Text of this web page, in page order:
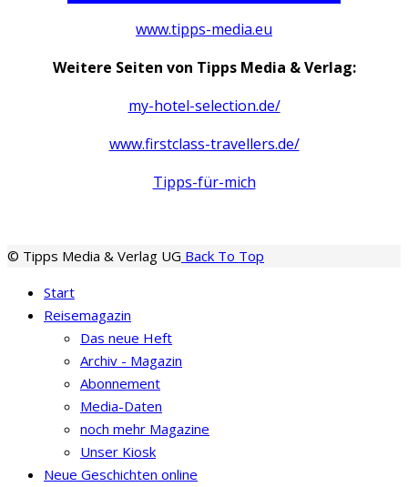
www.tipps-media.eu
Weitere Seiten von Tipps Media & Verlag:
my-hotel-selection.de/
www.firstclass-travellers.de/
Tipps-für-mich
© Tipps Media & Verlag UG Back To Top
Start
Reisemagazin
Das neue Heft
Archiv - Magazin
Abonnement
Media-Daten
noch mehr Magazine
Unser Kiosk
Neue Geschichten online